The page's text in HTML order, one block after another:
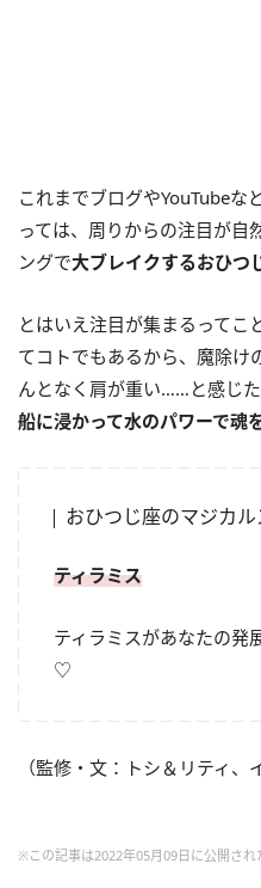
これまでブログやYouTubeな
っては、周りからの注目が自
ングで大ブレイクするおひつ
とはいえ注目が集まるってこ
てコトでもあるから、魔除
んとなく肩が重い……と感じた
船に浸かって水のパワーで魂
おひつじ座のマジカ
ティラミス
ティラミスがあなたの発
♡
（監修・文：トシ＆リティ、
※この記事は2022年05月09日に公開され